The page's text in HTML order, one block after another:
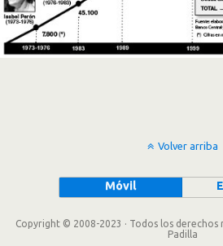
Volver arriba
Móvil
Copyright © 2008-2023 · Todos los derechos
Padilla